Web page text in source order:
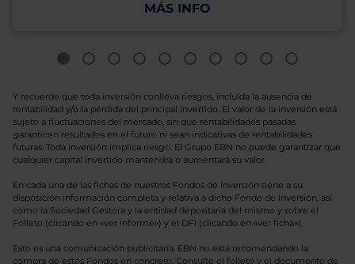
MÁS INFO
Y recuerde que toda inversión conlleva riesgos, incluida la ausencia de
rentabilidad y/o la pérdida del principal invertido. El valor de la inversión está
sujeto a fluctuaciones del mercado, sin que rentabilidades pasadas
garanticen resultados en el futuro ni sean indicativas de rentabilidades
futuras. Toda inversión implica riesgo. El Grupo EBN no puede garantizar que
cualquier capital invertido mantendrá o aumentará su valor.
En cada una de las fichas de nuestros Fondos de Inversión tiene a su
disposición información completa y relativa a dicho Fondo de Inversión, así
como la Sociedad Gestora y la entidad depositaria del mismo y sobre el
Folleto (clicando en «ver informe») y el DFI (clicando en «ver ficha»).
Esto es una comunicación publicitaria. EBN no está recomendando la
compra de estos Fondos en concreto. Consulte el folleto y el documento de